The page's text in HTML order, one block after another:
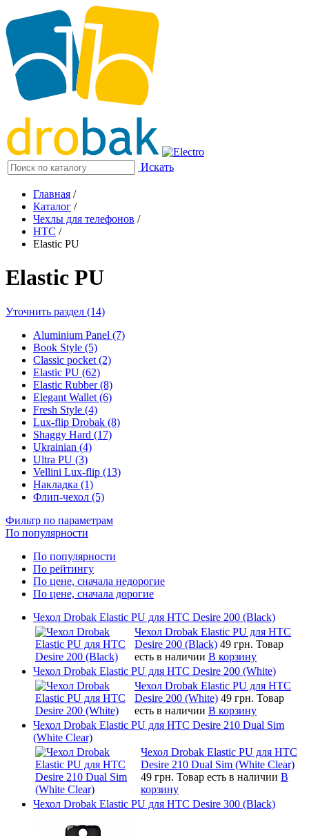
Искать
Главная /
Каталог /
Чехлы для телефонов /
HTC /
Elastic PU
Elastic PU
Уточнить раздел (14)
Aluminium Panel (7)
Book Style (5)
Classic pocket (2)
Elastic PU (62)
Elastic Rubber (8)
Elegant Wallet (6)
Fresh Style (4)
Lux-flip Drobak (8)
Shaggy Hard (17)
Ukrainian (4)
Ultra PU (3)
Vellini Lux-flip (13)
Накладка (1)
Флип-чехол (5)
Фильтр по параметрам
По популярности
По популярности
По рейтингу
По цене, сначала недорогие
По цене, сначала дорогие
Чехол Drobak Elastic PU для HTC Desire 200 (Black)
Чехол Drobak Elastic PU для HTC
Desire 200 (Black) 49 грн. Товар
есть в наличии В корзину
Чехол Drobak Elastic PU для HTC Desire 200 (White)
Чехол Drobak Elastic PU для HTC
Desire 200 (White) 49 грн. Товар
есть в наличии В корзину
Чехол Drobak Elastic PU для HTC Desire 210 Dual Sim
(White Clear)
Чехол Drobak Elastic PU для HTC
Desire 210 Dual Sim (White Clear)
49 грн. Товар есть в наличии В
корзину
Чехол Drobak Elastic PU для HTC Desire 300 (Black)